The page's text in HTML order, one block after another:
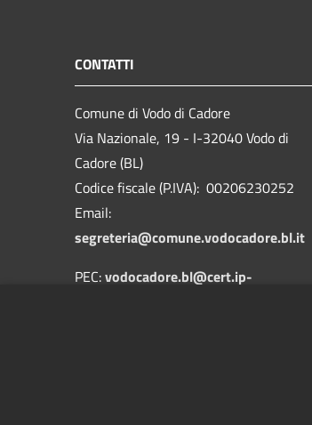
CONTATTI
Comune di Vodo di Cadore
Via Nazionale, 19 - I-32040 Vodo di
Cadore (BL)
Codice fiscale (P.IVA): 00206230252
Email:
segreteria@comune.vodocadore.bl.it
PEC:vodocadore.bl@cert.ip-